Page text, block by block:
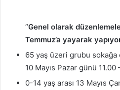
“Genel olarak
Temmuz’a yayarak
65 yaş üzeri grubu sokağa
10 Mayıs Pazar günü
0-14 yaş arası 13 Mayıs